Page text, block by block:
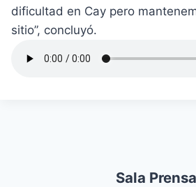
dificultad en Cay pero
sitio”, concluyó.
Sala Prensa